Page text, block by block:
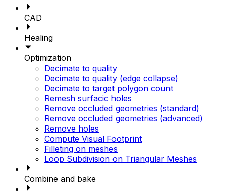
CAD
Healing
Optimization
Decimate to quality
Decimate to quality (edge collapse)
Decimate to target polygon count
Remesh surfacic holes
Remove occluded geometries (standard)
Remove occluded geometries (advanced)
Remove holes
Compute Visual Footprint
Filleting on meshes
Loop Subdivision on Triangular Meshes
Combine and bake